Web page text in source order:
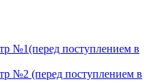
№1(перед поступлением в
№2 (перед поступлением в